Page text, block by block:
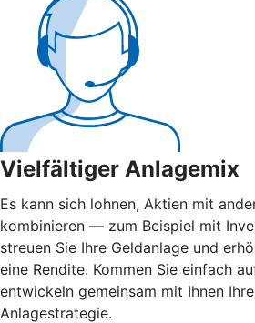
Vielfältiger Anlagemix
Es kann sich lohnen, Aktien mit
kombinieren — zum Beispiel mit
streuen Sie Ihre Geldanlage und
eine Rendite. Kommen Sie einfach
entwickeln gemeinsam mit Ihnen
Anlagestrategie.